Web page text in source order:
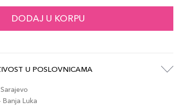
DODAJ U KORPU
U POSLOVNICAMA
Luka